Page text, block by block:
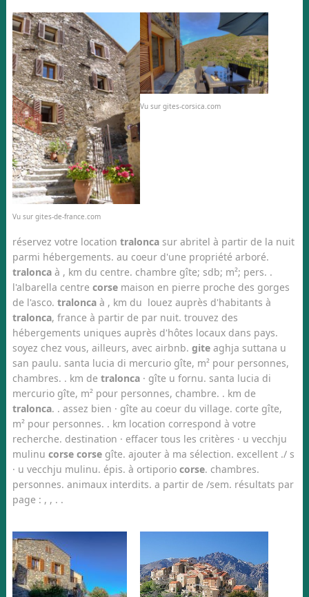
Vu sur gites-de-france.com
Vu sur gites-corsica.com
réservez votre location traloncasur abritel à partir de la nuit
parmi hébergements. au coeur d'une propriété arboré.
traloncaà , km du centre. chambre gîte; sdb; m²; pers. .
l'albarella centre corsemaison en pierre proche des gorges
de l'asco. traloncaà , km du louez auprès d'habitants à
tralonca, france à partir de par nuit. trouvez des
hébergements uniques auprès d'hôtes locaux dans pays.
soyez chez vous, ailleurs, avec airbnb. giteaghja suttana u
san paulu. santa lucia di mercurio gîte, m² pour personnes,
chambres. . km de tralonca· gîte u fornu. santa lucia di
mercurio gîte, m² pour personnes, chambre. . km de
tralonca. . assez bien · gîte au coeur du village. corte gîte,
m² pour personnes. . km location correspond à votre
recherche. destination · effacer tous les critères · u vecchju
mulinu corse corsegîte. ajouter à ma sélection. excellent ./ s
· u vecchju mulinu. épis. à ortiporio corse. chambres.
personnes. animaux interdits. a partir de /sem. résultats par
page : , , . .